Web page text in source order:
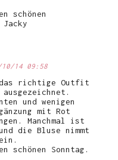
schönen
Jacky
10/14 09:58
das richtige Outfit
und wenigen
mit Rot
Manchmal ist
die Bluse nimmt
schönen Sonntag.